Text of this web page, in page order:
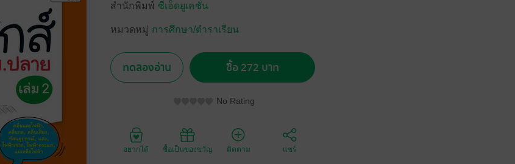
สำนักพิมพ์ ซีเอ็ดยูเคชั่น
หมวดหมู่ การศึกษา/ตำราเรียน
ทดลองอ่าน ซื้อ 272 บาท
No Rating
อยากได้ ซื้อเป็นของขวัญ ติดตาม แชร์